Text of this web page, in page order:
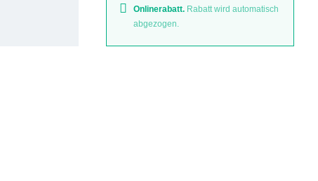
Onlinerabatt. Rabatt wird automatisch
abgezogen.